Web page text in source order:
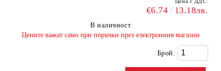
€6.74 13.18лв.
В наличност
​Цените важат само при поръчки през електронния магазин
Брой: